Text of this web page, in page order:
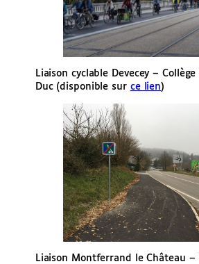
Liaison cyclable Devecey –
Duc (disponible sur ce lien)
Liaison Montferrand le Château –